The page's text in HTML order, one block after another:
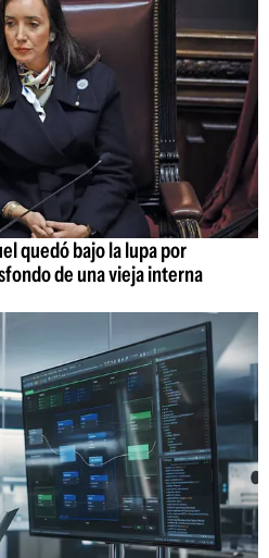
quedó bajo la lupa por
de una vieja interna